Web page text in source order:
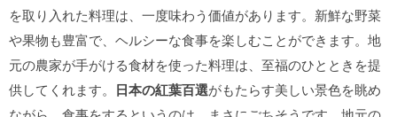
を取り入れた料理は、一度味わう価値があります。新鮮な野菜
や果物も豊富で、ヘルシーな食事を楽しむことができます。地
元の農家が手がける食材を使った料理は、至福のひとときを提
供してくれます。 日本の紅葉百選がもたらす美しい景色を眺め